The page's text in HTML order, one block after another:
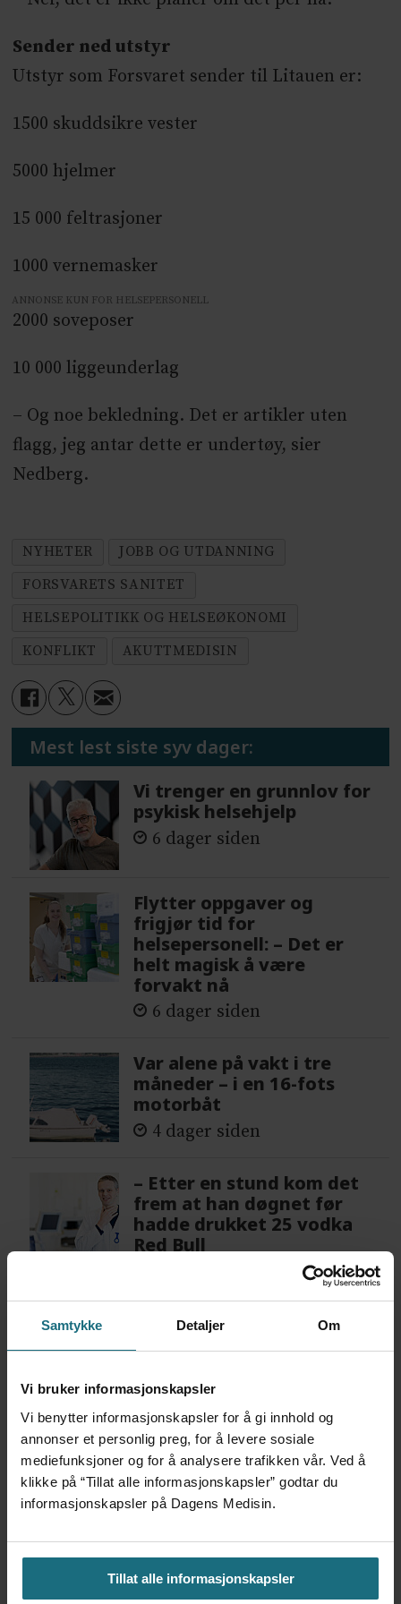
Samtykke Detaljer Om
Vi bruker informasjonskapsler
Vi benytter informasjonskapsler for å gi innhold og
annonser et personlig preg, for å levere sosiale
mediefunksjoner og for å analysere trafikken vår. Ved å
klikke på “Tillat alle informasjonskapsler” godtar du
informasjonskapsler på Dagens Medisin.
Tillat alle informasjonskapsler
Sender ned utstyr
Utstyr som Forsvaret sender til Litauen er:
1500 skuddsikre vester
5000 hjelmer
15 000 feltrasjoner
1000 vernemasker
ANNONSE KUN FOR HELSEPERSONELL
2000 soveposer
10 000 liggeunderlag
– Og noe bekledning. Det er artikler uten
flagg, jeg antar dette er undertøy, sier
Nedberg.
NYHETER
JOBB OG UTDANNING
FORSVARETS SANITET
HELSEPOLITIKK OG HELSEØKONOMI
KONFLIKT
AKUTTMEDISIN
Mest lest siste syv dager:
Vi trenger en grunnlov for
psykisk helsehjelp
6 dager siden
Flytter oppgaver og
frigjør tid for
helsepersonell: – Det er
helt magisk å være
forvakt nå
6 dager siden
Var alene på vakt i tre
måneder – i en 16-fots
motorbåt
4 dager siden
– Etter en stund kom det
frem at han døgnet før
hadde drukket 25 vodka
Red Bull
Feilmedisinert i 18 år – får